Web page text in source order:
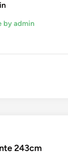
by admin
243cm